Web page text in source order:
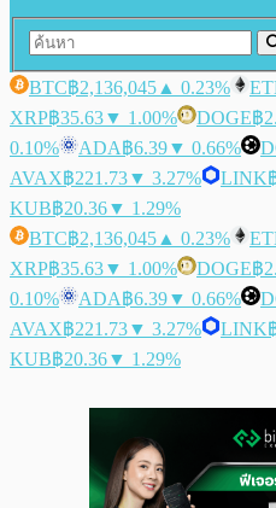
BTC฿2,136,045 ▲ 0.23%
XRP฿35.63▼ 1.00% DOGE฿
0.10%
ADA฿6.39▼ 0.66%
AVAX฿221.73▼ 3.27% LINK
KUB฿20.36▼ 1.29%
BTC฿2,136,045 ▲ 0.23%
XRP฿35.63▼ 1.00% DOGE฿
0.10%
ADA฿6.39▼ 0.66%
AVAX฿221.73▼ 3.27% LINK
KUB฿20.36▼ 1.29%